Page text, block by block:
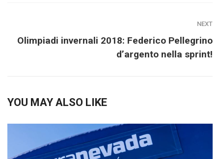
NEXT
Olimpiadi invernali 2018: Federico Pellegrino
d’argento nella sprint!
YOU MAY ALSO LIKE